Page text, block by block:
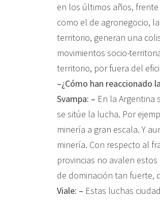
en los últimos años,
como el de agronegocio,
territorio, generan una
movimientos socio-
territorio, por fuera del
–¿Cómo han reaccionado
Svampa: – En la Argentina
se sitúe la lucha. Por
minería a gran escala. Y
minería. Con respecto al
provincias no avalen
de dominación tan fuerte,
Viale: – Estas luchas